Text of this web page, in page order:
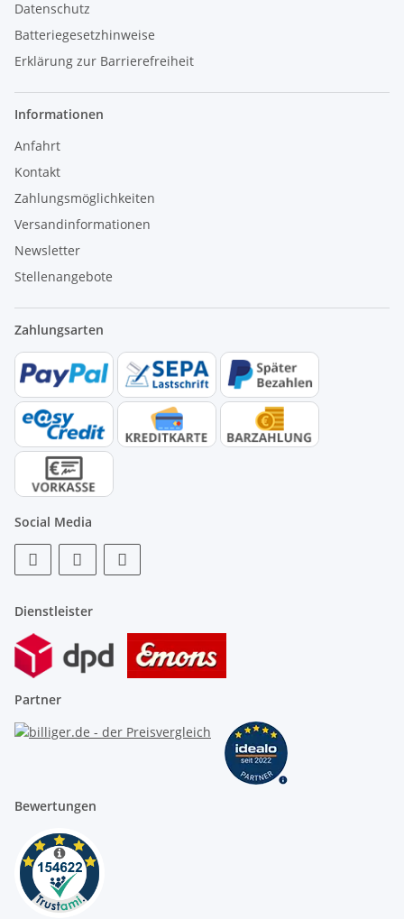
Datenschutz
Batteriegesetzhinweise
Erklärung zur Barrierefreiheit
Informationen
Anfahrt
Kontakt
Zahlungsmöglichkeiten
Versandinformationen
Newsletter
Stellenangebote
Zahlungsarten
Social Media
Dienstleister
Partner
Bewertungen